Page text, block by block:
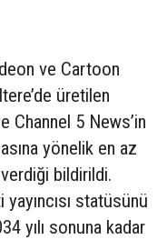
ve Cartoon
üretilen
Channel 5 News’in
yönelik en az
bildirildi.
statüsünü
yılı sonuna kadar